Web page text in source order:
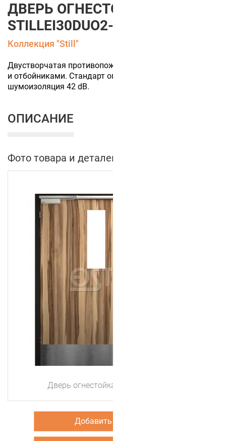
ДВЕРЬ ОГНЕСТОЙКАЯ
STILLEI30DUO2-4
Коллекция "Still"
Двустворчатая противопожарная дверь с остеклением
и отбойниками. Стандарт огнестойкости EI30,
шумоизоляция 42 dB.
ОПИСАНИЕ
Фото товара и деталей
Дверь огнестойкая StillEI30DUO2-4
Добавить в корзину